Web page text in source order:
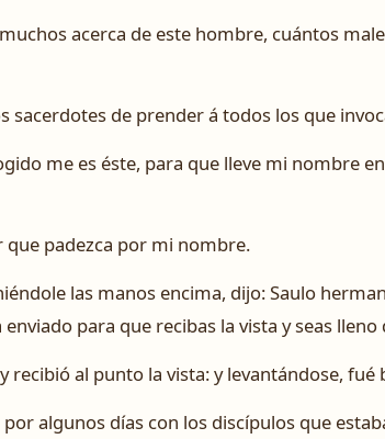
acerca de este hombre, cuántos
sacerdotes de prender á todos los que
me es éste, para que lleve mi nombre
padezca por mi nombre.
las manos encima, dijo: Saulo
para que recibas la vista y seas lleno
recibió al punto la vista: y levantándose, fué
algunos días con los discípulos que